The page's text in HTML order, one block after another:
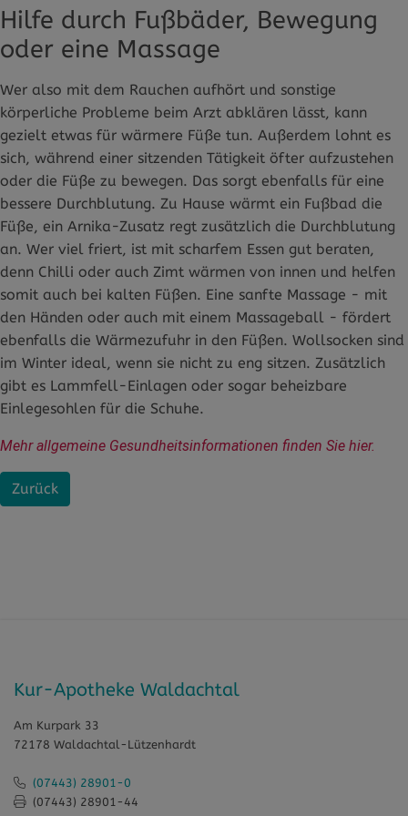
Zurück
Hilfe durch Fußbäder, Bewegung
oder eine Massage
Wer also mit dem Rauchen aufhört und sonstige
körperliche Probleme beim Arzt abklären lässt, kann
gezielt etwas für wärmere Füße tun. Außerdem lohnt es
sich, während einer sitzenden Tätigkeit öfter aufzustehen
oder die Füße zu bewegen. Das sorgt ebenfalls für eine
bessere Durchblutung. Zu Hause wärmt ein Fußbad die
Füße, ein Arnika-Zusatz regt zusätzlich die Durchblutung
an. Wer viel friert, ist mit scharfem Essen gut beraten,
denn Chilli oder auch Zimt wärmen von innen und helfen
somit auch bei kalten Füßen. Eine sanfte Massage - mit
den Händen oder auch mit einem Massageball - fördert
ebenfalls die Wärmezufuhr in den Füßen. Wollsocken sind
im Winter ideal, wenn sie nicht zu eng sitzen. Zusätzlich
gibt es Lammfell-Einlagen oder sogar beheizbare
Einlegesohlen für die Schuhe.
Mehr allgemeine Gesundheitsinformationen finden Sie hier.
Kur-Apotheke Waldachtal
Am Kurpark 33
72178 Waldachtal-Lützenhardt
(07443) 28901-0
(07443) 28901-44